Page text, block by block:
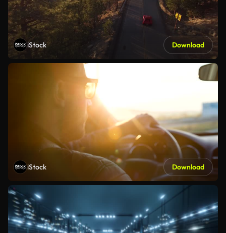
iStock Download
iStock Download